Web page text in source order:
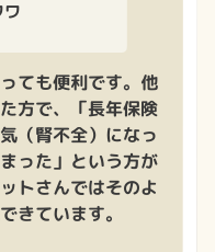
ても便利です。他
方で、「長年保険
（腎不全）になっ
った」という方が
トさんではそのよ
きています。